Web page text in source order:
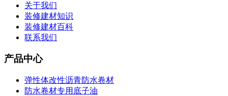
关于我们
装修建材知识
装修建材百科
联系我们
产品中心
弹性体改性沥青防水卷材
防水卷材专用底子油